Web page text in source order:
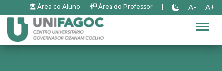
Área do Aluno Área do Professor A- A+